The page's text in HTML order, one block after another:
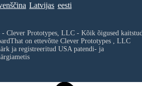
Latvijas eesti
Clever Prototypes, LLC - Kõik õigused
on ettevõtte Clever Prototypes , LLC
ja registreeritud USA patendi- ja